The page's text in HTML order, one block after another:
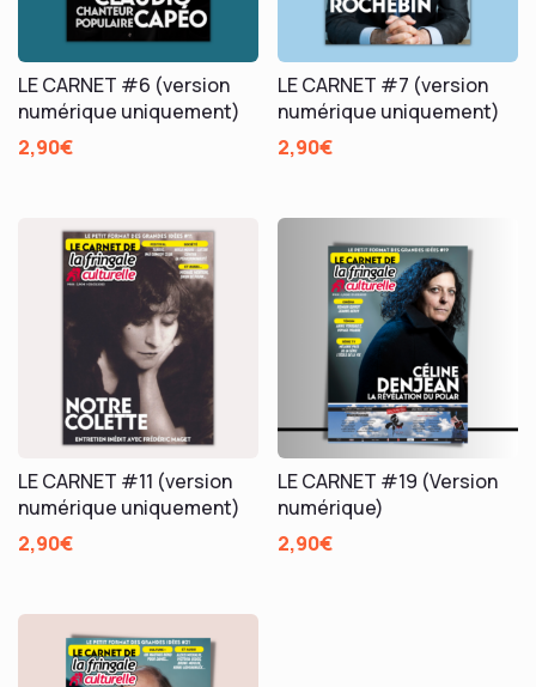
LE CARNET #6 (version
numérique uniquement)
2,90€
LE CARNET #7 (version
numérique uniquement)
2,90€
LE CARNET #11 (version
numérique uniquement)
2,90€
LE CARNET #19 (Version
numérique)
2,90€